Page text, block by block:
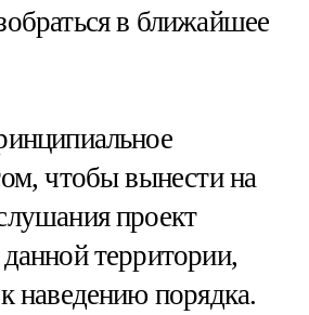
в ближайшее
чтобы вынести на
проект
территории,
наведению порядка.